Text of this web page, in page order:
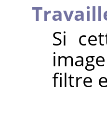
Si
filtre